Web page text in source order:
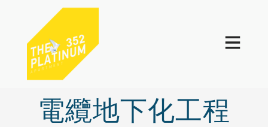
電纜地下化工程